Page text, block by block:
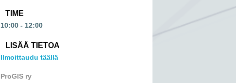
TIME
10:00 - 12:00
LISÄÄ TIETOA
Ilmoittaudu täällä
ProGIS ry